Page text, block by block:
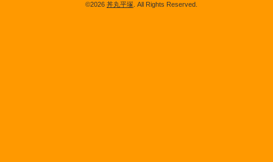
©2026 丼丸平塚 . All Rights Reserved.